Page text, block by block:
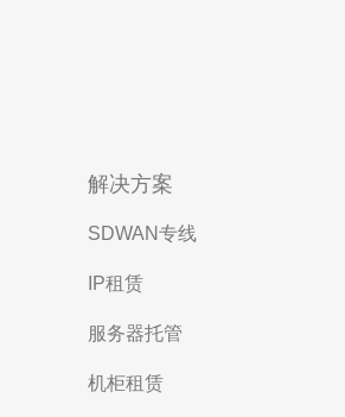
解决方案
SDWAN专线
IP租赁
服务器托管
机柜租赁